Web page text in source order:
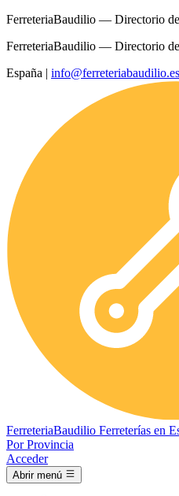
FerreteriaBaudilio — Directorio de
FerreteriaBaudilio — Directorio de
España | info@ferreteriabaudilio.es
FerreteriaBaudilio Ferreterías en
Por Provincia
Acceder
Abrir menú